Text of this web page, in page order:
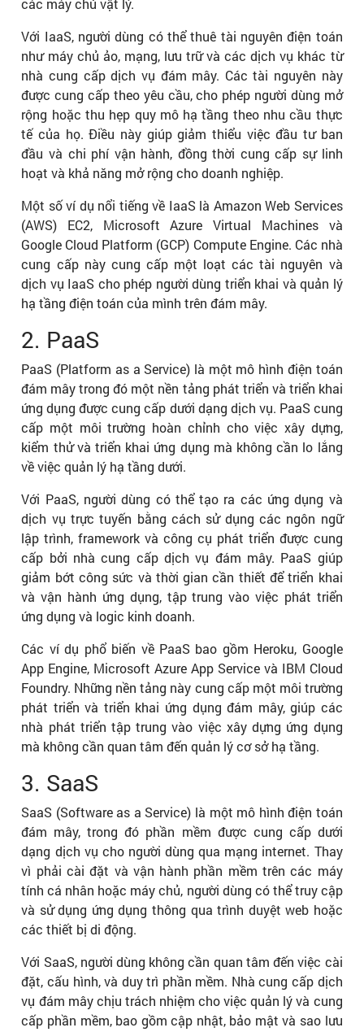
các máy chủ vật lý.
Với IaaS, người dùng có thể thuê tài nguyên điện toán
như máy chủ ảo, mạng, lưu trữ và các dịch vụ khác từ
nhà cung cấp dịch vụ đám mây. Các tài nguyên này
được cung cấp theo yêu cầu, cho phép người dùng mở
rộng hoặc thu hẹp quy mô hạ tầng theo nhu cầu thực
tế của họ. Điều này giúp giảm thiểu việc đầu tư ban
đầu và chi phí vận hành, đồng thời cung cấp sự linh
hoạt và khả năng mở rộng cho doanh nghiệp.
Một số ví dụ nổi tiếng về IaaS là Amazon Web Services
(AWS) EC2, Microsoft Azure Virtual Machines và
Google Cloud Platform (GCP) Compute Engine. Các nhà
cung cấp này cung cấp một loạt các tài nguyên và
dịch vụ IaaS cho phép người dùng triển khai và quản lý
hạ tầng điện toán của mình trên đám mây.
2. PaaS
PaaS (Platform as a Service) là một mô hình điện toán
đám mây trong đó một nền tảng phát triển và triển khai
ứng dụng được cung cấp dưới dạng dịch vụ. PaaS cung
cấp một môi trường hoàn chỉnh cho việc xây dựng,
kiểm thử và triển khai ứng dụng mà không cần lo lắng
về việc quản lý hạ tầng dưới.
Với PaaS, người dùng có thể tạo ra các ứng dụng và
dịch vụ trực tuyến bằng cách sử dụng các ngôn ngữ
lập trình, framework và công cụ phát triển được cung
cấp bởi nhà cung cấp dịch vụ đám mây. PaaS giúp
giảm bớt công sức và thời gian cần thiết để triển khai
và vận hành ứng dụng, tập trung vào việc phát triển
ứng dụng và logic kinh doanh.
Các ví dụ phổ biến về PaaS bao gồm Heroku, Google
App Engine, Microsoft Azure App Service và IBM Cloud
Foundry. Những nền tảng này cung cấp một môi trường
phát triển và triển khai ứng dụng đám mây, giúp các
nhà phát triển tập trung vào việc xây dựng ứng dụng
mà không cần quan tâm đến quản lý cơ sở hạ tầng.
3. SaaS
SaaS (Software as a Service) là một mô hình điện toán
đám mây, trong đó phần mềm được cung cấp dưới
dạng dịch vụ cho người dùng qua mạng internet. Thay
vì phải cài đặt và vận hành phần mềm trên các máy
tính cá nhân hoặc máy chủ, người dùng có thể truy cập
và sử dụng ứng dụng thông qua trình duyệt web hoặc
các thiết bị di động.
Với SaaS, người dùng không cần quan tâm đến việc cài
đặt, cấu hình, và duy trì phần mềm. Nhà cung cấp dịch
vụ đám mây chịu trách nhiệm cho việc quản lý và cung
cấp phần mềm, bao gồm cập nhật, bảo mật và sao lưu